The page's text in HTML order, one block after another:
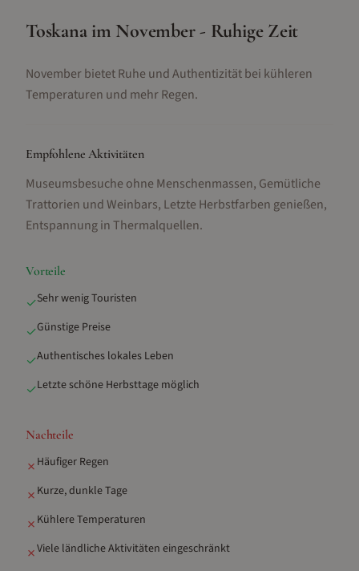
Toskana im November - Ruhige Zeit
November bietet Ruhe und Authentizität bei kühleren
Temperaturen und mehr Regen.
Empfohlene Aktivitäten
Museumsbesuche ohne Menschenmassen, Gemütliche
Trattorien und Weinbars, Letzte Herbstfarben genießen,
Entspannung in Thermalquellen.
Vorteile
✓Sehr wenig Touristen
✓Günstige Preise
✓Authentisches lokales Leben
✓Letzte schöne Herbsttage möglich
Nachteile
✗ Häufiger Regen
✗ Kurze, dunkle Tage
✗ Kühlere Temperaturen
✗Viele ländliche Aktivitäten eingeschränkt